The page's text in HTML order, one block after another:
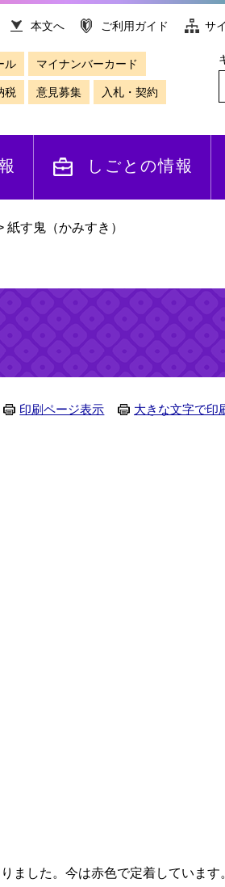
本文へ ご利用ガイド サ
ル マイナンバーカード
税 意見募集 入札・契約
しごとの情報
紙す鬼（かみすき）
印刷ページ表示 大きな文字で印
ました。今は赤色で定着しています